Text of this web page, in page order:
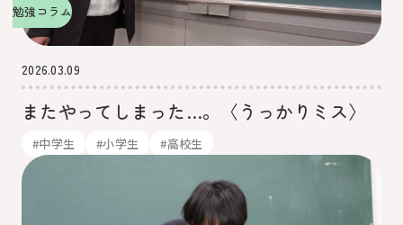
勉強コラム
2026.03.09
またやってしまった…。〈うっかりミス〉
#中学生 #小学生 #高校生